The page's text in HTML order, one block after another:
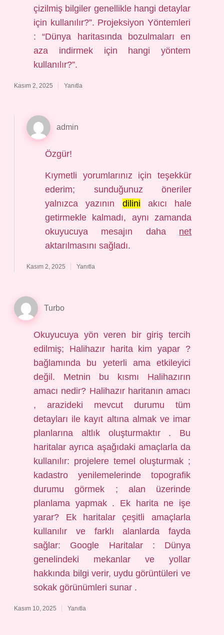
çizilmiş bilgiler genellikle hangi detaylar
için kullanılır?”. Projeksiyon Yöntemleri
: “Dünya haritasında bozulmaları en
aza indirmek için hangi yöntem
kullanılır?”.
Kasım 2, 2025 Yanıtla
admin
Özgür!
Kıymetli yorumlarınız için teşekkür
ederim; sunduğunuz öneriler
yalnızca yazının dilini akıcı hale
getirmekle kalmadı, aynı zamanda
okuyucuya mesajın daha net
aktarılmasını sağladı.
Kasım 2, 2025 Yanıtla
Turbo
Okuyucuya yön veren bir giriş tercih
edilmiş; Halihazır harita kim yapar ?
bağlamında bu yeterli ama etkileyici
değil. Metnin bu kısmı Halihazırın
amacı nedir? Halihazır haritanın amacı
, arazideki mevcut durumu tüm
detayları ile kayıt altına almak ve imar
planlarına altlık oluşturmaktır . Bu
haritalar ayrıca aşağıdaki amaçlarla da
kullanılır: projelere temel oluşturmak ;
kadastro yenilemelerinde topografik
durumu görmek ; alan üzerinde
planlama yapmak . Ek harita ne işe
yarar? Ek haritalar çeşitli amaçlarla
kullanılır ve farklı alanlarda fayda
sağlar: Google Haritalar : Dünya
genelindeki mekanlar ve yollar
hakkında bilgi verir, uydu görüntüleri ve
sokak görünümleri sunar .
Kasım 10, 2025 Yanıtla